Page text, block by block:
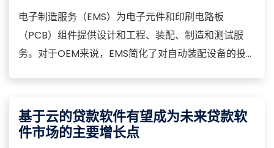
电子制造服务（EMS）为电子元件和印刷电路板
（PCB）组件提供设计和工程、装配、制造和测试服
务。对于OEM来说，EMS简化了对自动装配设备的投
重要的步骤之一，涉及生产完整PCB所需的所有元件。
基于云的贷款软件有望成为未来贷款软
件市场的主要增长点